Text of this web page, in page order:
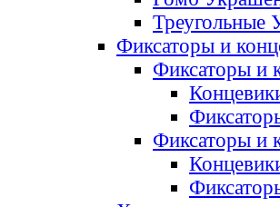
Треугольные
Фиксаторы и
Фиксаторы и
Фиксаторы и